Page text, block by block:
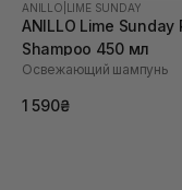
ANILLO LIME SUNDAY
ANILLO Lime Sunday
Shampoo 450 мл
Освежающий шампунь
1 590₴